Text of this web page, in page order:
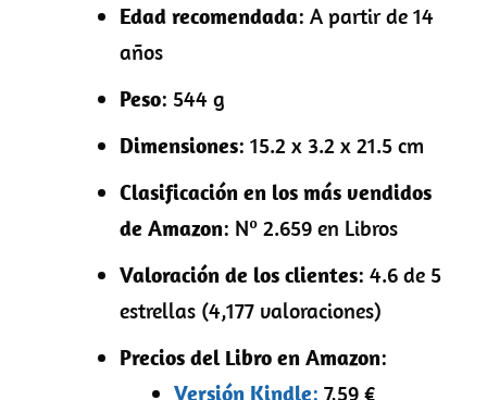
Edad recomendada: A partir de 14
años
Peso: 544 g
Dimensiones: 15.2 x 3.2 x 21.5 cm
Clasificación en los más vendidos
de Amazon: Nº 2.659 en Libros
Valoración de los clientes: 4.6 de 5
estrellas (4,177 valoraciones)
Precios del Libro en Amazon:
Versión Kindle: 7,59 €